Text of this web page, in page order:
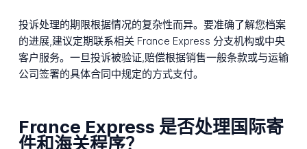
投诉处理的期限根据情况的复杂性而异。要准确了解您档案
的进展,建议定期联系相关 France Express 分支机构或中央
客户服务。一旦投诉被验证,赔偿根据销售一般条款或与运输
公司签署的具体合同中规定的方式支付。
France Express 是否处理国际寄
件和海关程序？